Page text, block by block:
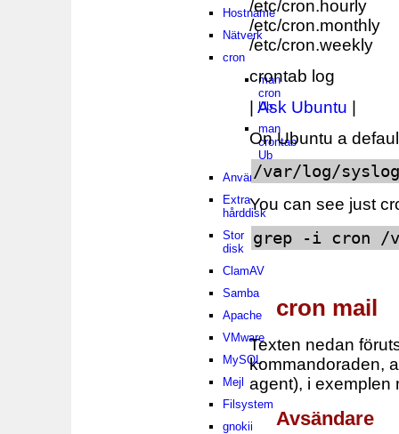
Hostname
Nätverk
cron
man
cron
Ub
man
crontab
Ub
Användare
Extra
hårddisk
Stor
disk
ClamAV
Samba
Apache
VMware
MySQL
Mejl
Filsystem
gnokii
/etc/cron.hourly
/etc/cron.monthly
/etc/cron.weekly
crontab log
Ask Ubuntu
On Ubuntu a
/var/log/syslog
You can see just
grep -i cron /
cron mail
Texten nedan
kommandoraden,
agent), i exemplen
Avsändare